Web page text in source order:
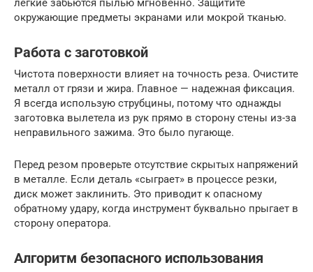
легкие забьются пылью мгновенно. Защитите
окружающие предметы экранами или мокрой тканью.
Работа с заготовкой
Чистота поверхности влияет на точность реза. Очистите
металл от грязи и жира. Главное — надежная фиксация.
Я всегда использую струбцины, потому что однажды
заготовка вылетела из рук прямо в сторону стены из-за
неправильного зажима. Это было пугающе.
Перед резом проверьте отсутствие скрытых напряжений
в металле. Если деталь «сыграет» в процессе резки,
диск может заклинить. Это приводит к опасному
обратному удару, когда инструмент буквально прыгает в
сторону оператора.
Алгоритм безопасного использования